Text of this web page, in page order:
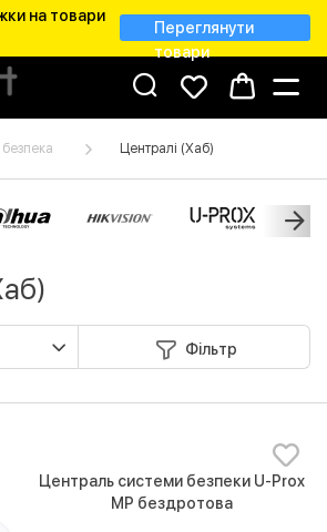
на товари
Переглянути
товари
Централі (Хаб)
Фільтр
Централь системи безпеки U-Prox
MP бездротова